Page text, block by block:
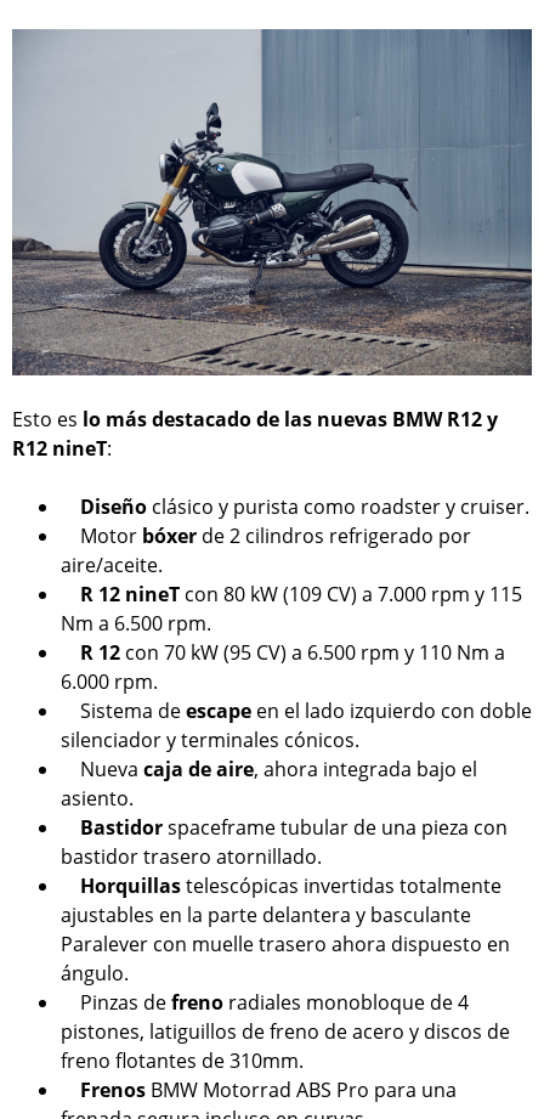
Esto es lo más destacado de las nuevas BMW R12 y
R12 nineT:
Diseño clásico y purista como roadster y cruiser.
Motor bóxer de 2 cilindros refrigerado por
aire/aceite.
R 12 nineT con 80 kW (109 CV) a 7.000 rpm y 115
Nm a 6.500 rpm.
R 12 con 70 kW (95 CV) a 6.500 rpm y 110 Nm a
6.000 rpm.
Sistema deescape en el lado izquierdo con doble
silenciador y terminales cónicos.
Nueva caja de aire, ahora integrada bajo el
asiento.
Bastidorspaceframe tubular de una pieza con
bastidor trasero atornillado.
Horquillastelescópicas invertidas totalmente
ajustables en la parte delantera y basculante
Paralever con muelle trasero ahora dispuesto en
ángulo.
Pinzas defreno radiales monobloque de 4
pistones, latiguillos de freno de acero y discos de
freno flotantes de 310mm.
Frenos BMW Motorrad ABS Pro para una